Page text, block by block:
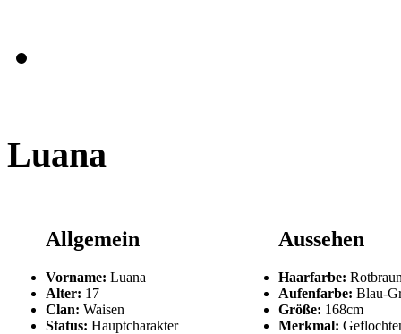
Luana
Allgemein
Vorname: Luana
Alter: 17
Clan: Waisen
Status: Hauptcharakter
Aussehen
Haarfarbe:
Aufenfarbe: Blau-
Größe: 168cm
Merkmal: